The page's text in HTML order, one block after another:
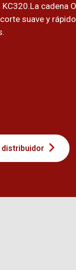
cadena
suave y
distribuidor